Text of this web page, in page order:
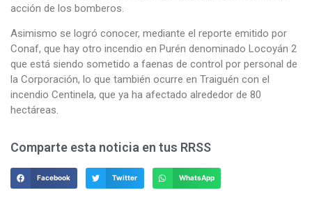
acción de los bomberos.
Asimismo se logró conocer, mediante el reporte emitido por
Conaf, que hay otro incendio en Purén denominado Locoyán 2
que está siendo sometido a faenas de control por personal de
la Corporación, lo que también ocurre en Traiguén con el
incendio Centinela, que ya ha afectado alrededor de 80
hectáreas.
Comparte esta noticia en tus RRSS
Facebook Twitter WhatsApp